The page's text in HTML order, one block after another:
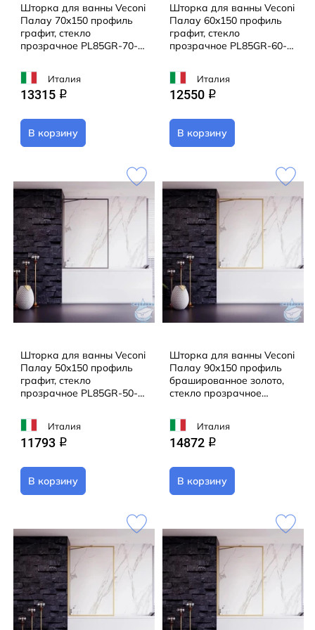
Шторка для ванны Veconi
Палау 70x150 профиль
графит, стекло
прозрачное PL85GR-70-
Италия
13315 q
В корзину
Шторка для ванны Veconi
Палау 60x150 профиль
графит, стекло
прозрачное PL85GR-60-
Италия
12550 q
В корзину
Шторка для ванны Veconi
Палау 50x150 профиль
графит, стекло
прозрачное PL85GR-50-
Италия
11793 q
В корзину
Шторка для ванны Veconi
Палау 90x150 профиль
брашированное золото,
стекло прозрачное
Италия
14872 q
В корзину